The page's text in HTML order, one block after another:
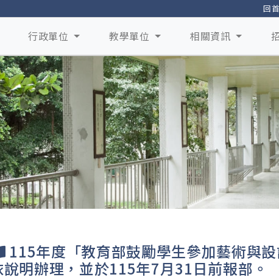
回
行政單位 教學單位 相關資訊
115年度「教育部鼓勵學生參加藝術與
說明辦理，並於115年7月31日前報部。